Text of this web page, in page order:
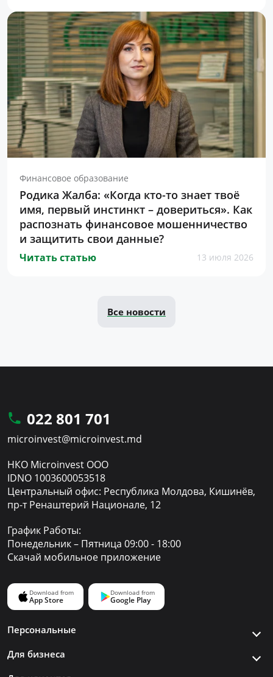
Финансовое образование
Родика Жалба: «Когда кто-то знает твоё
имя, первый инстинкт – довериться». Как
распознать финансовое мошенничество
и защитить свои данные?
Читать статью 13 июля 2026
Все новости
022 801 701
microinvest@microinvest.md
НКО Microinvest ООО
IDNO 1003600053518
Центральный офис: Республика Молдова, Кишинёв,
пр-т Ренаштерий Национале, 12
График Работы:
Понедельник – Пятница 09:00 - 18:00
Скачай мобильное приложение
Персональные
Для бизнеса